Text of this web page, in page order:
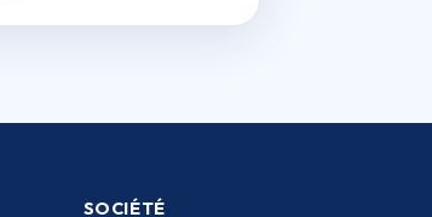
SOCIÉTÉ